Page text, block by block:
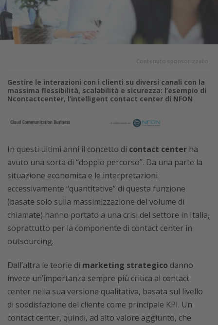
Gestire le interazioni con i clienti su diversi canali con la
massima flessibilità, scalabilità e sicurezza: l’esempio di
Ncontactcenter, l’intelligent contact center di NFON
In questi ultimi anni il concetto di contact center ha
avuto una sorta di “doppio percorso”. Da una parte la
situazione economica e le interpretazioni
eccessivamente “quantitative” di questa funzione
(basate solo sulla massimizzazione del volume di
chiamate) hanno portato a una crisi del settore in Italia,
soprattutto per la componente di contact center in
outsourcing.
Dall’altra le teorie di marketing strategico danno
invece un’importanza sempre più critica al contact
center nella sua versione qualitativa, basata sul livello
di soddisfazione del cliente come principale KPI. Un
contact center, quindi, ad alto valore aggiunto, che